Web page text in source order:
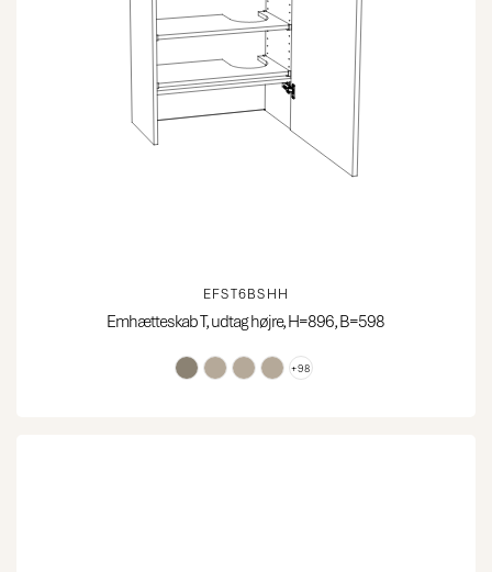
EFST6BSHH
Emhætteskab T, udtag højre, H=896, B=598
+98